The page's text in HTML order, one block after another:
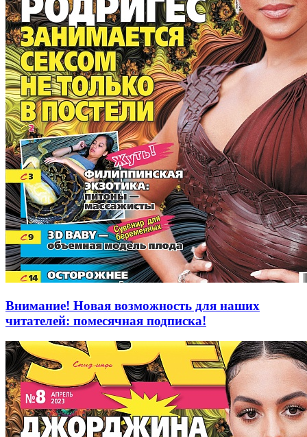
Внимание! Новая возможность для наших
читателей: помесячная подписка!